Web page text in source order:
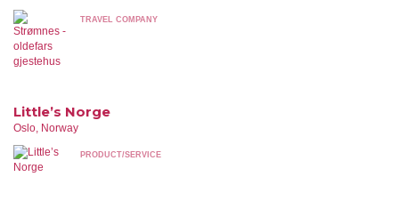
TRAVEL COMPANY
Little’s Norge
Oslo, Norway
PRODUCT/SERVICE